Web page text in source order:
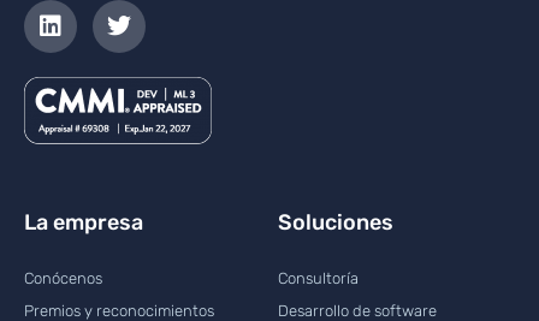
La empresa
Conócenos
Premios y reconocimientos
Soluciones
Consultoría
Desarrollo de software